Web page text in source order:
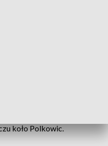
koło Polkowic.